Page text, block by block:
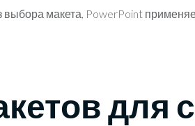
выбора макета, PowerPoint
для